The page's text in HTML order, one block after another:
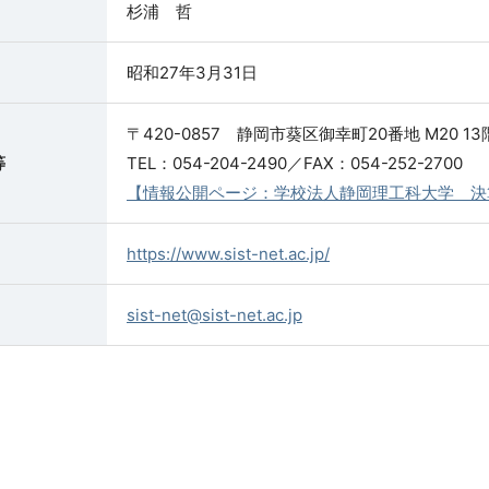
杉浦 哲
昭和27年3月31日
〒420-0857 静岡市葵区御幸町20番地 M20 13
TEL：054-204-2490／FAX：054-252-2700
【情報公開ページ：学校法人静岡理工科大学 決
https://www.sist-net.ac.jp/
sist-net@sist-net.ac.jp